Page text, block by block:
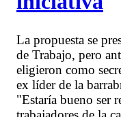
La propuesta se
de Trabajo, pero
eligieron como
ex líder de la
"Estaría bueno ser